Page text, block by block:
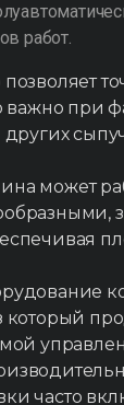
работ.
важно при
других
может
который
часто